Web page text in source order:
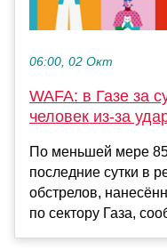
06:00, 02 Окт
WAFA: в Газе за
человек из-за
По меньшей мере 85
последние сутки в
обстрелов,
по сектору Газа,